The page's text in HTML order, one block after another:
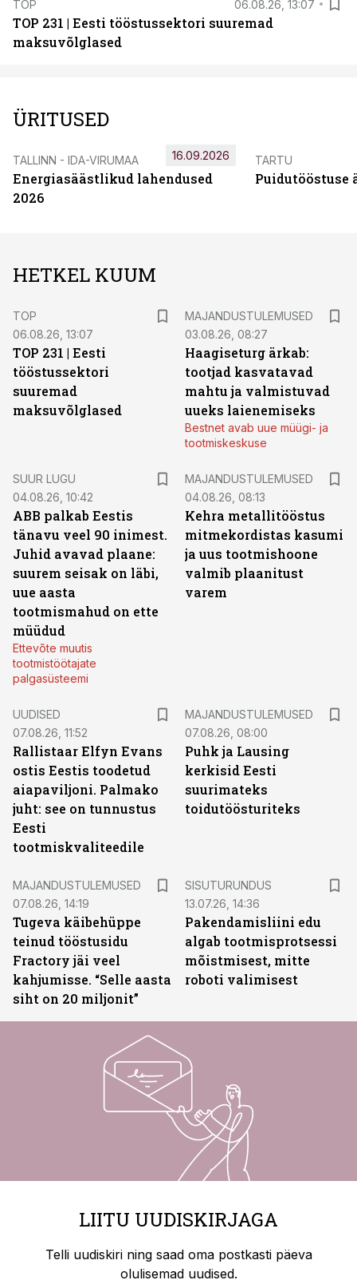
TOP 06.08.26, 13:07
TOP 231 | Eesti tööstussektori suuremad
maksuvõlglased
ÜRITUSED
TALLINN - IDA-VIRUMAA
Energiasäästlikud lahendused
2026
16.09.2026 TARTU
Puidutööstuse
HETKEL KUUM
TOP
06.08.26, 13:07
TOP 231 | Eesti
tööstussektori
suuremad
maksuvõlglased
MAJANDUSTULEMUSED
03.08.26, 08:27
Haagiseturg ärkab:
tootjad kasvatavad
mahtu ja valmistuvad
uueks laienemiseks
Bestnet avab uue müügi- ja
tootmiskeskuse
SUUR LUGU
04.08.26, 10:42
ABB palkab Eestis
tänavu veel 90 inimest.
Juhid avavad plaane:
suurem seisak on läbi,
uue aasta
tootmismahud on ette
müüdud
Ettevõte muutis
tootmistöötajate
palgasüsteemi
MAJANDUSTULEMUSED
04.08.26, 08:13
Kehra metallitööstus
mitmekordistas kasumi
ja uus tootmishoone
valmib plaanitust
varem
UUDISED
07.08.26, 11:52
Rallistaar Elfyn Evans
ostis Eestis toodetud
aiapaviljoni. Palmako
juht: see on tunnustus
Eesti
tootmiskvaliteedile
MAJANDUSTULEMUSED
07.08.26, 08:00
Puhk ja Lausing
kerkisid Eesti
suurimateks
toidutöösturiteks
MAJANDUSTULEMUSED
07.08.26, 14:19
Tugeva käibehüppe
teinud tööstusidu
Fractory jäi veel
kahjumisse. “Selle aasta
siht on 20 miljonit”
SISUTURUNDUS
13.07.26, 14:36
Pakendamisliini edu
algab tootmisprotsessi
mõistmisest, mitte
roboti valimisest
LIITU UUDISKIRJAGA
Telli uudiskiri ning saad oma postkasti päeva
olulisemad uudised.